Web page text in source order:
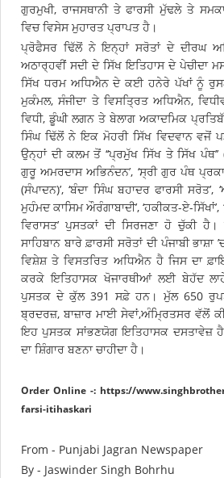
ਗੁਰਮੁਖੀ, ਰਾਜਸਥਾਨੀ ਤੇ ਫਾਰਸੀ ਮੁੱਢਲੇ ਤੇ
ਵਿਚ ਵਿਸੇਸ ਮੁਹਾਰਤ ਪ੍ਰਾਪਤ ਹੈ।
ਪ੍ਰੋਫੈਸਰ ਢਿੱਲੋਂ ਨੇ ਇਨ੍ਹਾਂ ਸਰੋਤਾਂ ਦੇ ਦੀਰਘ
ਅਠਾਰ੍ਹਵੀਂ ਸਦੀ ਦੇ ਸਿੱਖ ਇਤਿਹਾਸ ਦੇ ਪੇਚੀਦਾ
ਸਿੱਖ ਧਰਮ ਅਧਿਐਨ ਦੇ ਕਈ ਹਨੇਰੇ ਪੱਖਾਂ ਨੂੰ
ਮੁਕੰਮਲ, ਸੰਜੀਦਾ ਤੇ ਵਿਸਤਿ੍ਰਤ ਅਧਿਐਨ,
ਵਿਧੀ, ਡੂੰਘੀ ਲਗਨ ਤੇ ਬੇਲਾਗ ਅਕਾਦਮਿਕ
ਸਿੰਘ ਢਿੱਲੋਂ ਨੇ ਇਕ ਮੋਹਰੀ ਸਿੱਖ ਵਿਦਵਾਨ ਵਜੋਂ
ਉਨ੍ਹਾਂ ਦੀ ਕਲਮ ਤੋਂ ‘‘ਪ੍ਰਮੁੱਖ ਸਿੱਖ ਤੇ ਸਿੱਖ
ਗੁਰੂ ਅਮਰਦਾਸ ਅਭਿਨੰਦਨ’, ‘ਸ੍ਰੀ ਗੁਰ ਪੰਥ
(ਸੰਪਾਦਨ)’, ‘ਬੰਦਾ ਸਿੰਘ ਬਹਾਦਰ ਫਾਰਸੀ
ਮੁਹੰਮਦ ਕਾਸਿਮ ਔਰੰਗਾਬਾਦੀ’, ‘ਹਕੀਕਤ-ਏ-
ਵਿਰਾਸਤ’ ਪੁਸਤਕਾਂ ਦੀ ਸਿਰਜਣਾ ਹੋ ਚੁੱਕੀ
ਸਾਹਿਬਾਨ ਬਾਰੇ ਫ਼ਾਰਸੀ ਸਰੋਤਾਂ ਦੀ ਪੰਜਾਬੀ
ਵਿਸ਼ੇਸ਼ ਤੇ ਵਿਸਤਰਿਤ ਅਧਿਐਨ ਹੈ ਜਿਸ ਦਾ
ਕਰਕੇ ਇਤਿਹਾਸਕ ਖੋਜਾਰਥੀਆਂ ਲਈ ਬੇਹੱਦ
ਪੁਸਤਕ ਦੇ ਕੁੱਲ 391 ਸਫ਼ੇ ਹਨ। ਮੁੱਲ 650
ਬ੍ਰਦਰਜ਼, ਬਾਜ਼ਾਰ ਮਾਈ ਸੇਵਾਂ,ਅੰਮਿ੍ਰਤਸਰ ਵੱਲੋਂ
ਇਹ ਪੁਸਤਕ ਸਾਂਭਣਯੋਗ ਇਤਿਹਾਸਕ ਦਸਤਾਵੇਜ਼ ਹੈ
ਦਾ ਸ਼ਿੰਗਾਰ ਬਣਨਾ ਚਾਹੀਦਾ ਹੈ।
Order Online -: https://
farsi-itihaskari
From - Punjabi Jagran Newspaper
By - Jaswinder Singh Bohrhu